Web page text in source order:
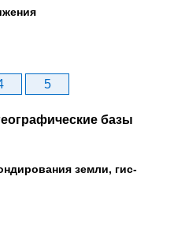
5
базы
земли, гис-